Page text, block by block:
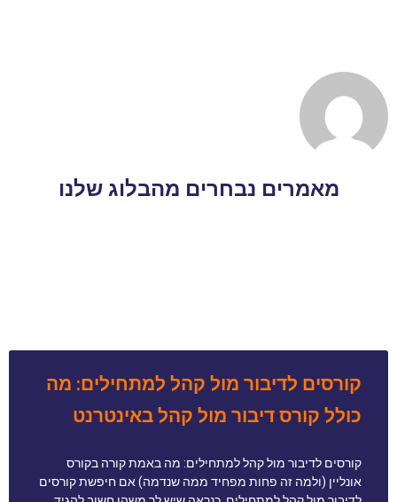
מאמרים נבחרים מהבלוג שלנו
קורסים לדיבור מול קהל למתחילים: מה
כולל קורס דיבור מול קהל באינטרנט
קורסים לדיבור מול קהל למתחילים: מה באמת קורה בקורס
אונליין (ולמה זה פחות מפחיד ממה שנדמה) אם חיפשת קורסים